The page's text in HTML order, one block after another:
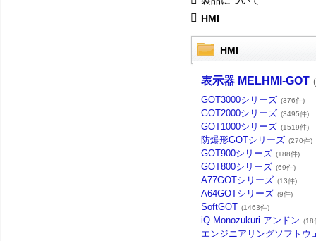
HMI
HMI
表示器 MELHMI-GOT
GOT3000シリーズ (376件)
GOT2000シリーズ (3495件)
GOT1000シリーズ (1519件)
防爆形GOTシリーズ (270件)
GOT900シリーズ (188件)
GOT800シリーズ (69件)
A77GOTシリーズ (13件)
A64GOTシリーズ (9件)
SoftGOT (1463件)
iQ Monozukuri アンドン (18
エンジニアリングソフトウ